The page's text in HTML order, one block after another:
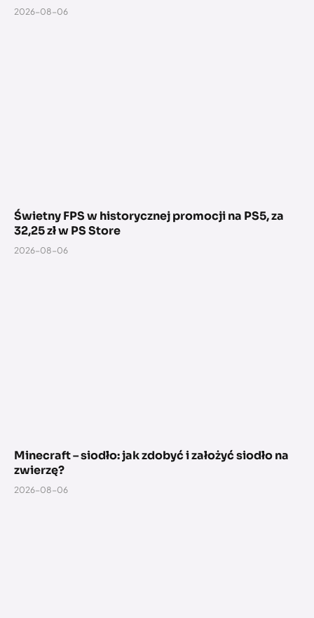
2026-08-06
Świetny FPS w historycznej promocji na PS5, za
32,25 zł w PS Store
2026-08-06
Minecraft – siodło: jak zdobyć i założyć siodło na
zwierzę?
2026-08-06